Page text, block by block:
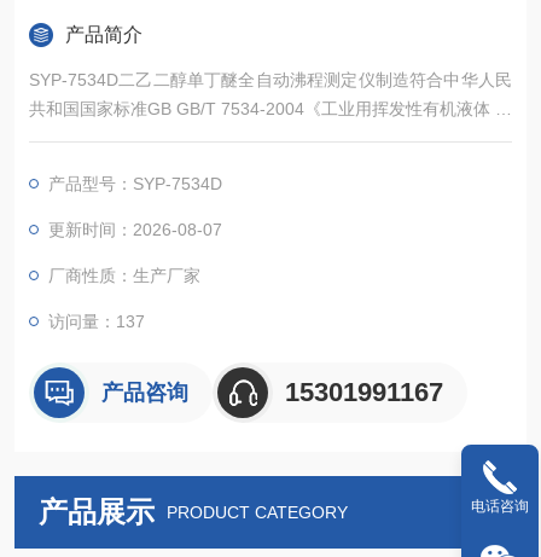
产品简介
SYP-7534D二乙二醇单丁醚全自动沸程测定仪制造符合中华人民
共和国国家标准GB GB/T 7534-2004《工业用挥发性有机液体 沸
程的测定》中技术规定要求。适用于常压下沸点在(30~300)°，并
似的有机化合物)。
产品型号：SYP-7534D
更新时间：2026-08-07
厂商性质：生产厂家
访问量：137
产品咨询 15301991167
产品展示 PRODUCT CATEGORY 电话咨询